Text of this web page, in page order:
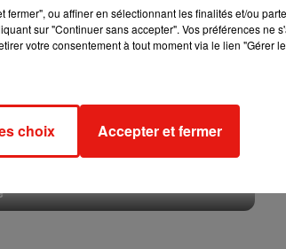
fermer", ou affiner en sélectionnant les finalités et/ou
sur "Continuer sans accepter". Vos préférences ne
votre consentement à tout moment via le lien "Gérer
choix Accepter et fermer